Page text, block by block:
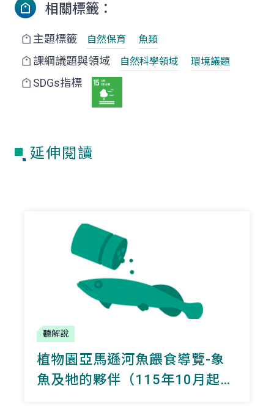
相關標籤：
主題標籤 自然保育 魚類
課綱議題與領域 自然科學領域 環境議題
SDGs指標
延伸閱讀
聽解說
植物園亞馬遜河魚餵食導覽-象
魚及牠的夥伴（115年10月起暫